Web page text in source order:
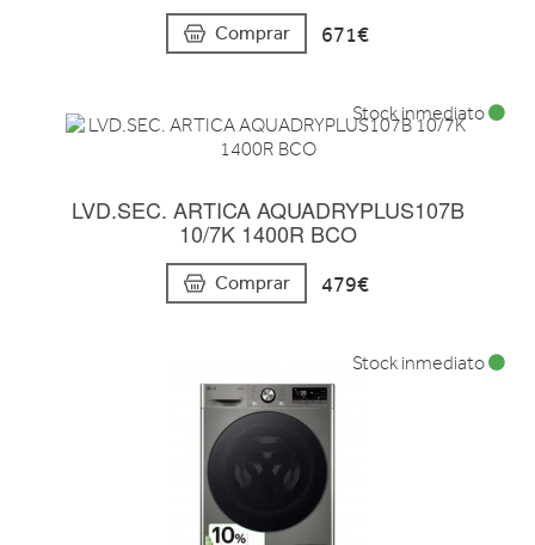
Comprar 671€
LVD.SEC. ARTICA AQUADRYPLUS107B
10/7K 1400R BCO
Comprar 479€
Stock inmediato
Stock inmediato